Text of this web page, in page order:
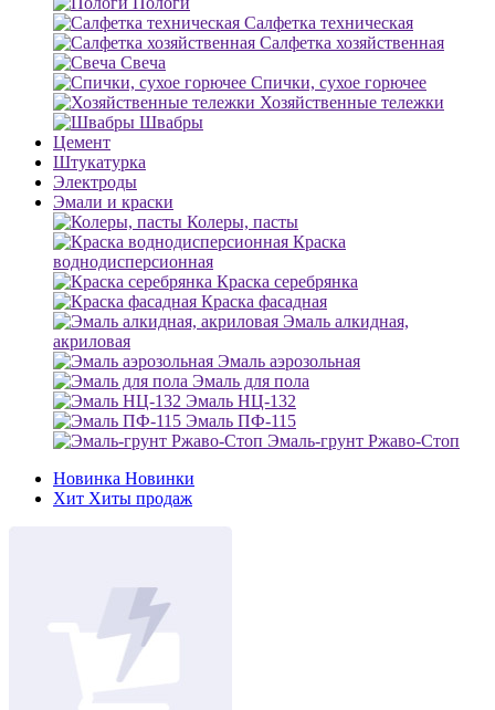
Салфетка техническая
Салфетка хозяйственная
Свеча
Спички, сухое горючее
Хозяйственные тележки
Швабры
Цемент
Штукатурка
Электроды
Эмали и краски
Колеры, пасты
Краска
воднодисперсионная
Краска серебрянка
Краска фасадная
Эмаль алкидная,
акриловая
Эмаль аэрозольная
Эмаль для пола
Эмаль НЦ-132
Эмаль ПФ-115
Эмаль-грунт Ржаво-Стоп
Новинка Новинки
Хит Хиты продаж